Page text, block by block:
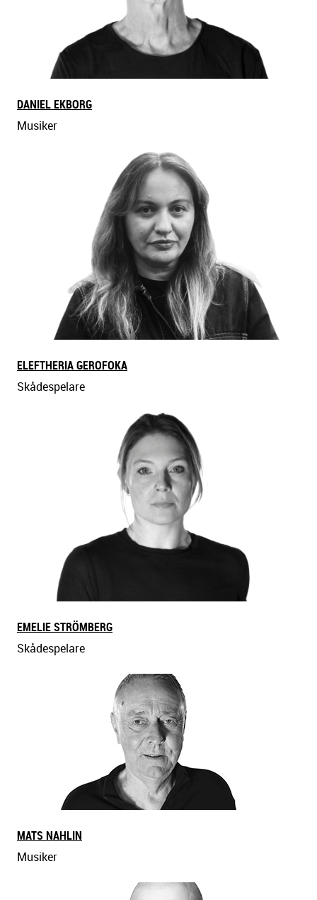
DANIEL EKBORG
Musiker
ELEFTHERIA GEROFOKA
Skådespelare
EMELIE STRÖMBERG
Skådespelare
MATS NAHLIN
Musiker